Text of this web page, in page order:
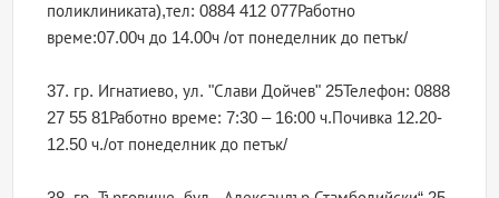
поликлиниката),тел: 0884 412 077Работно
време:07.00ч до 14.00ч /от понеделник до петък/
37. гр. Игнатиево, ул. "Слави Дойчев" 25Телефон: 0888
27 55 81Работно време: 7:30 – 16:00 ч.Почивка 12.20-
12.50 ч./от понеделник до петък/